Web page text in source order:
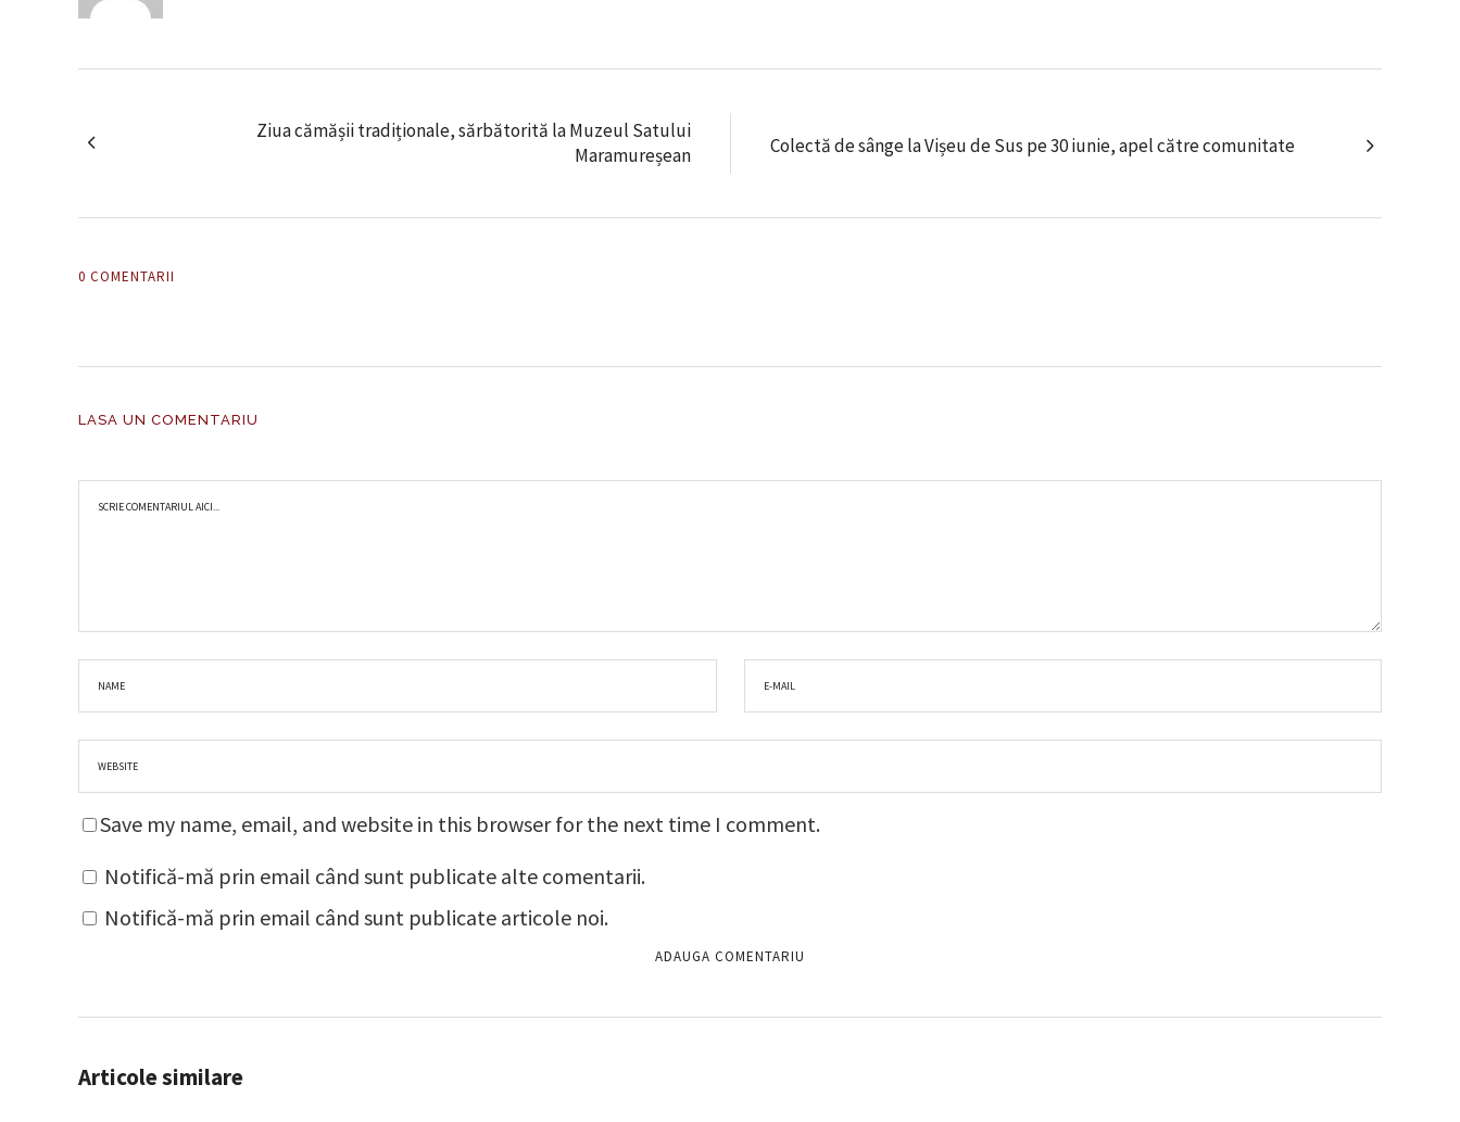
Ziua cămășii tradiționale, sărbătorită la Muzeul Satului
Maramureșean
Colectă de sânge la Vișeu de Sus pe 30 iunie, apel către comunitate
0 COMENTARII
LASA UN COMENTARIU
Save my name, email, and website in this browser for the next time I comment.
Notifică-mă prin email când sunt publicate alte comentarii.
Notifică-mă prin email când sunt publicate articole noi.
Articole similare